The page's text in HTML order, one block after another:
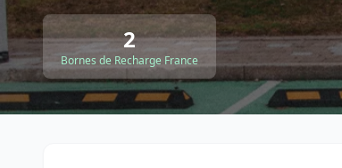
2
Bornes de Recharge France